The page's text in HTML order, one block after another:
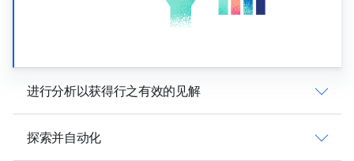
进行分析以获得行之有效的见解
探索并自动化